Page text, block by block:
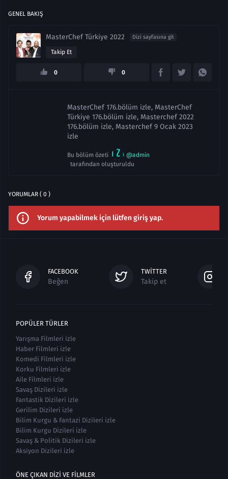
GENEL BAKIŞ
MasterChef Türkiye 2022 Dizi sayfasına git
Takip Et
0 0
MasterChef 176.bölüm izle, MasterChef
Türkiye 176.bölüm izle, Masterchef 2022
176.bölüm izle, Masterchef 9 Ocak 2023
izle
Bu bölüm özeti
@admin
tarafından oluşturuldu
YORUMLAR ( 0 )
Yorum yapabilmek için lütfen giriş yap.
FACEBOOK
Beğen
TWITTER
Takip et
POPÜLER TÜRLER
Yarışma Filmleri izle
Haber Filmleri izle
Komedi Filmleri izle
Korku Filmleri izle
Aile Filmleri izle
Savaş Dizileri izle
Fantastik Dizileri izle
Gerilim Dizileri izle
Bilim Kurgu & Fantazi Dizileri izle
Bilim Kurgu Dizileri izle
Savaş & Politik Dizileri izle
Aksiyon Dizileri izle
ÖNE ÇIKAN DIZI VE FILMLER